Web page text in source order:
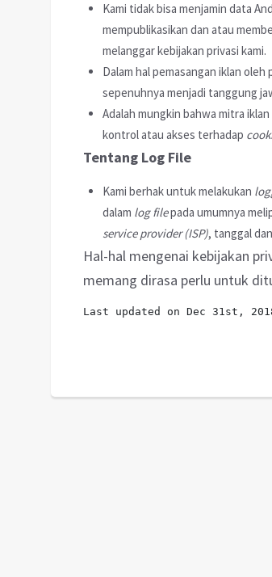
Kami tidak bisa menjamin data
mempublikasikan dan atau
melanggar kebijakan privasi kami.
Dalam hal pemasangan iklan
sepenuhnya menjadi tanggung
Adalah mungkin bahwa mitra
kontrol atau akses terhadap
Tentang Log File
Kami berhak untuk melakukan
dalam log filepada umumnya
service provider (ISP), tanggal
Hal-hal mengenai kebijakan
memang dirasa perlu untuk
Last updated on Dec 31st,